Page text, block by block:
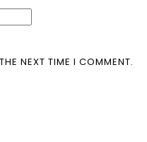
NEXT TIME I COMMENT.